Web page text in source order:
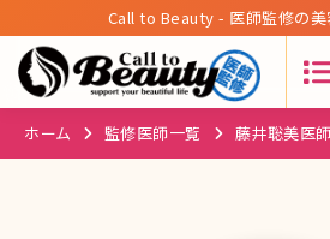
Call to Beauty - 医師監修の美
ホーム 監修医師一覧 藤井聡美医師